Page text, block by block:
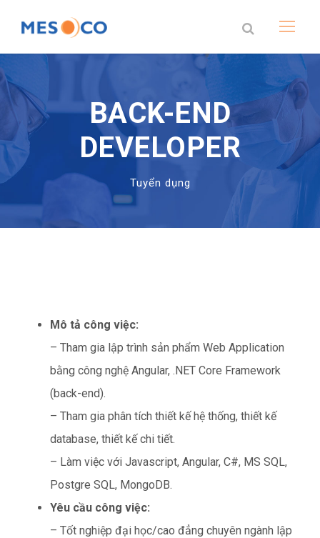
BACK-END
DEVELOPER
Tuyển dụng
Mô tả công việc:
– Tham gia lập trình sản phẩm Web Application
bằng công nghệ Angular, .NET Core Framework
(back-end).
– Tham gia phân tích thiết kế hệ thống, thiết kế
database, thiết kế chi tiết.
– Làm việc với Javascript, Angular, C#, MS SQL,
Postgre SQL, MongoDB.
Yêu cầu công việc:
– Tốt nghiệp đại học/cao đẳng chuyên ngành lập